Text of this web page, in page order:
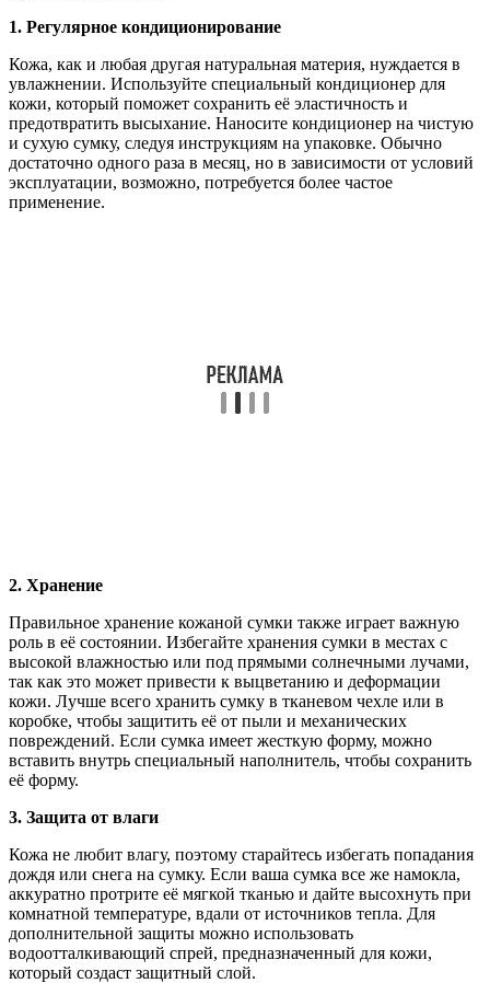
1. Регулярное кондиционирование
Кожа, как и любая другая натуральная материя, нуждается в
увлажнении. Используйте специальный кондиционер для
кожи, который поможет сохранить её эластичность и
предотвратить высыхание. Наносите кондиционер на чистую
и сухую сумку, следуя инструкциям на упаковке. Обычно
достаточно одного раза в месяц, но в зависимости от условий
эксплуатации, возможно, потребуется более частое
применение.
2. Хранение
Правильное хранение кожаной сумки также играет важную
роль в её состоянии. Избегайте хранения сумки в местах с
высокой влажностью или под прямыми солнечными лучами,
так как это может привести к выцветанию и деформации
кожи. Лучше всего хранить сумку в тканевом чехле или в
коробке, чтобы защитить её от пыли и механических
повреждений. Если сумка имеет жесткую форму, можно
вставить внутрь специальный наполнитель, чтобы сохранить
её форму.
3. Защита от влаги
Кожа не любит влагу, поэтому старайтесь избегать попадания
дождя или снега на сумку. Если ваша сумка все же намокла,
аккуратно протрите её мягкой тканью и дайте высохнуть при
комнатной температуре, вдали от источников тепла. Для
дополнительной защиты можно использовать
водоотталкивающий спрей, предназначенный для кожи,
который создаст защитный слой.